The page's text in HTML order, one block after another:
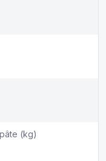
(kg)